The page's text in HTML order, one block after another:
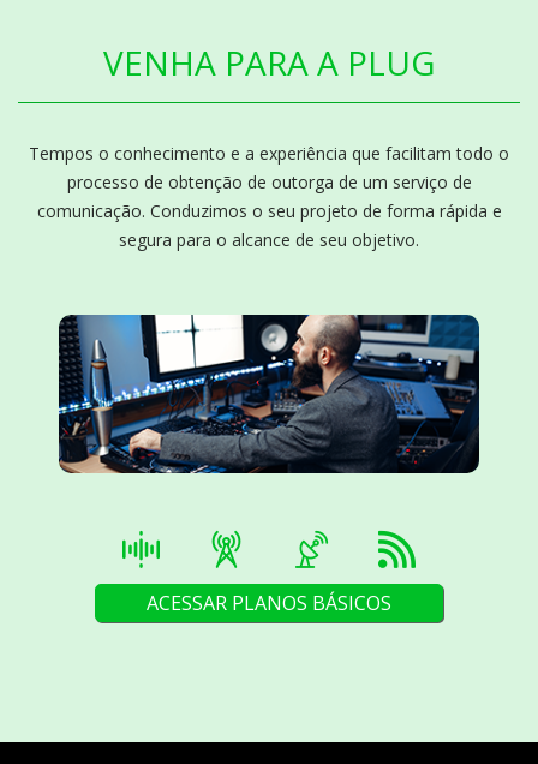
VENHA PARA A PLUG
Tempos o conhecimento e a experiência que facilitam todo o
processo de obtenção de outorga de um serviço de
comunicação. Conduzimos o seu projeto de forma rápida e
segura para o alcance de seu objetivo.
ACESSAR PLANOS BÁSICOS